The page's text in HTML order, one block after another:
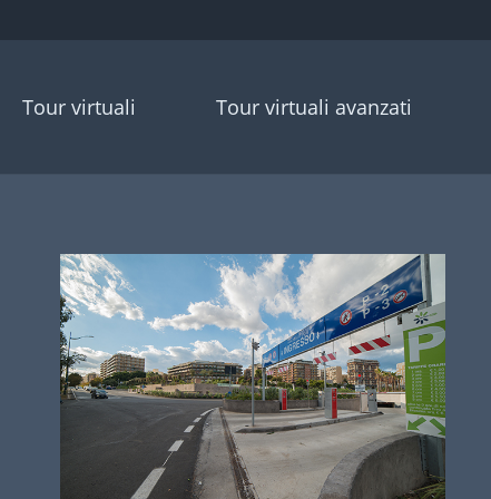
Tour virtuali Tour virtuali avanzati